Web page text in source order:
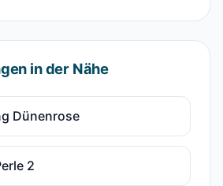
in der Nähe
Dünenrose
2